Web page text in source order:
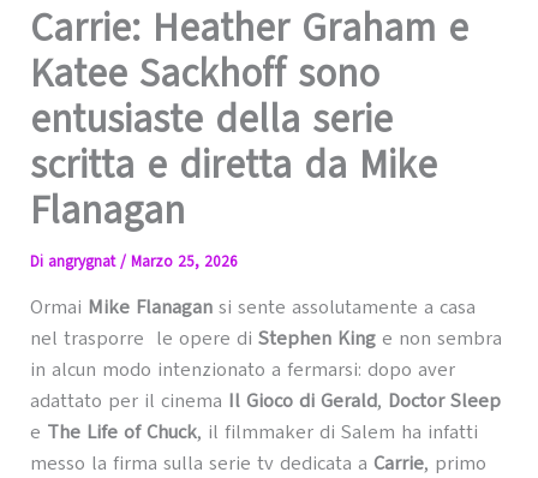
Carrie: Heather Graham e
Katee Sackhoff sono
entusiaste della serie
scritta e diretta da Mike
Flanagan
Di angrygnat/ Marzo 25, 2026
Ormai Mike Flanagansi sente assolutamente a casa
nel trasporre le opere di Stephen King e non sembra
in alcun modo intenzionato a fermarsi: dopo aver
adattato per il cinema Il Gioco di Gerald, Doctor Sleep
e The Life of Chuck, il filmmaker di Salem ha infatti
messo la firma sulla serie tv dedicata a Carrie, primo